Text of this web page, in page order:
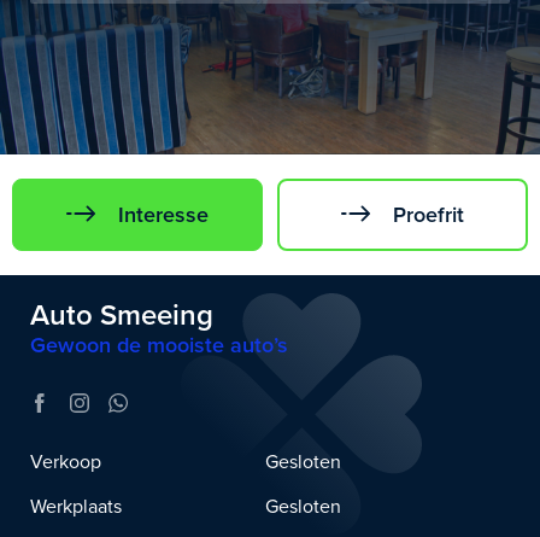
Interesse Proefrit
Auto Smeeing
Gewoon de mooiste auto’s
Verkoop
Gesloten
Werkplaats
Gesloten